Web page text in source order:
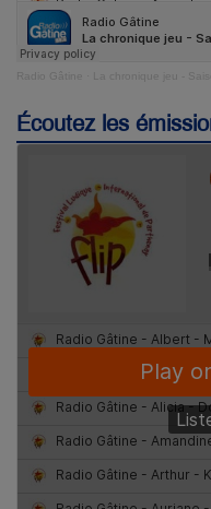
Radio Gâtine
Écoutez les